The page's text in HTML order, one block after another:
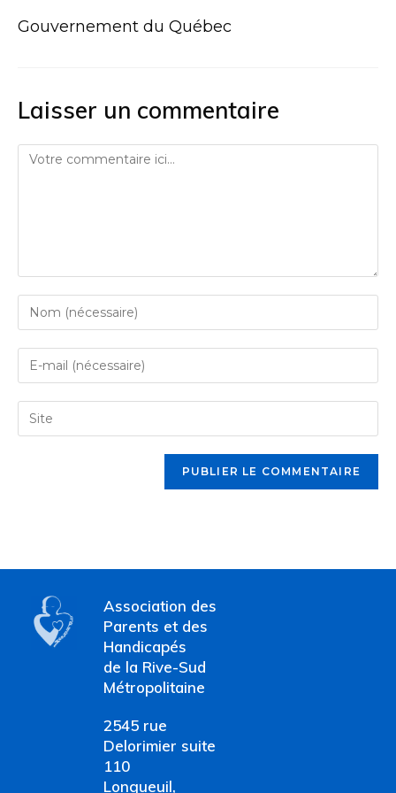
Gouvernement du Québec
Laisser un commentaire
Comment
Enter
your
name
comment
Enter
your
email
address
Enter
your
Association des
Parents et des
Handicapés
de la Rive-Sud
Métropolitaine
2545 rue
Delorimier suite
110
Longueuil,